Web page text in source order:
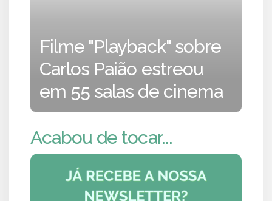
Filme "Playback" sobre
Carlos Paião estreou
em 55 salas de cinema
Acabou de tocar...